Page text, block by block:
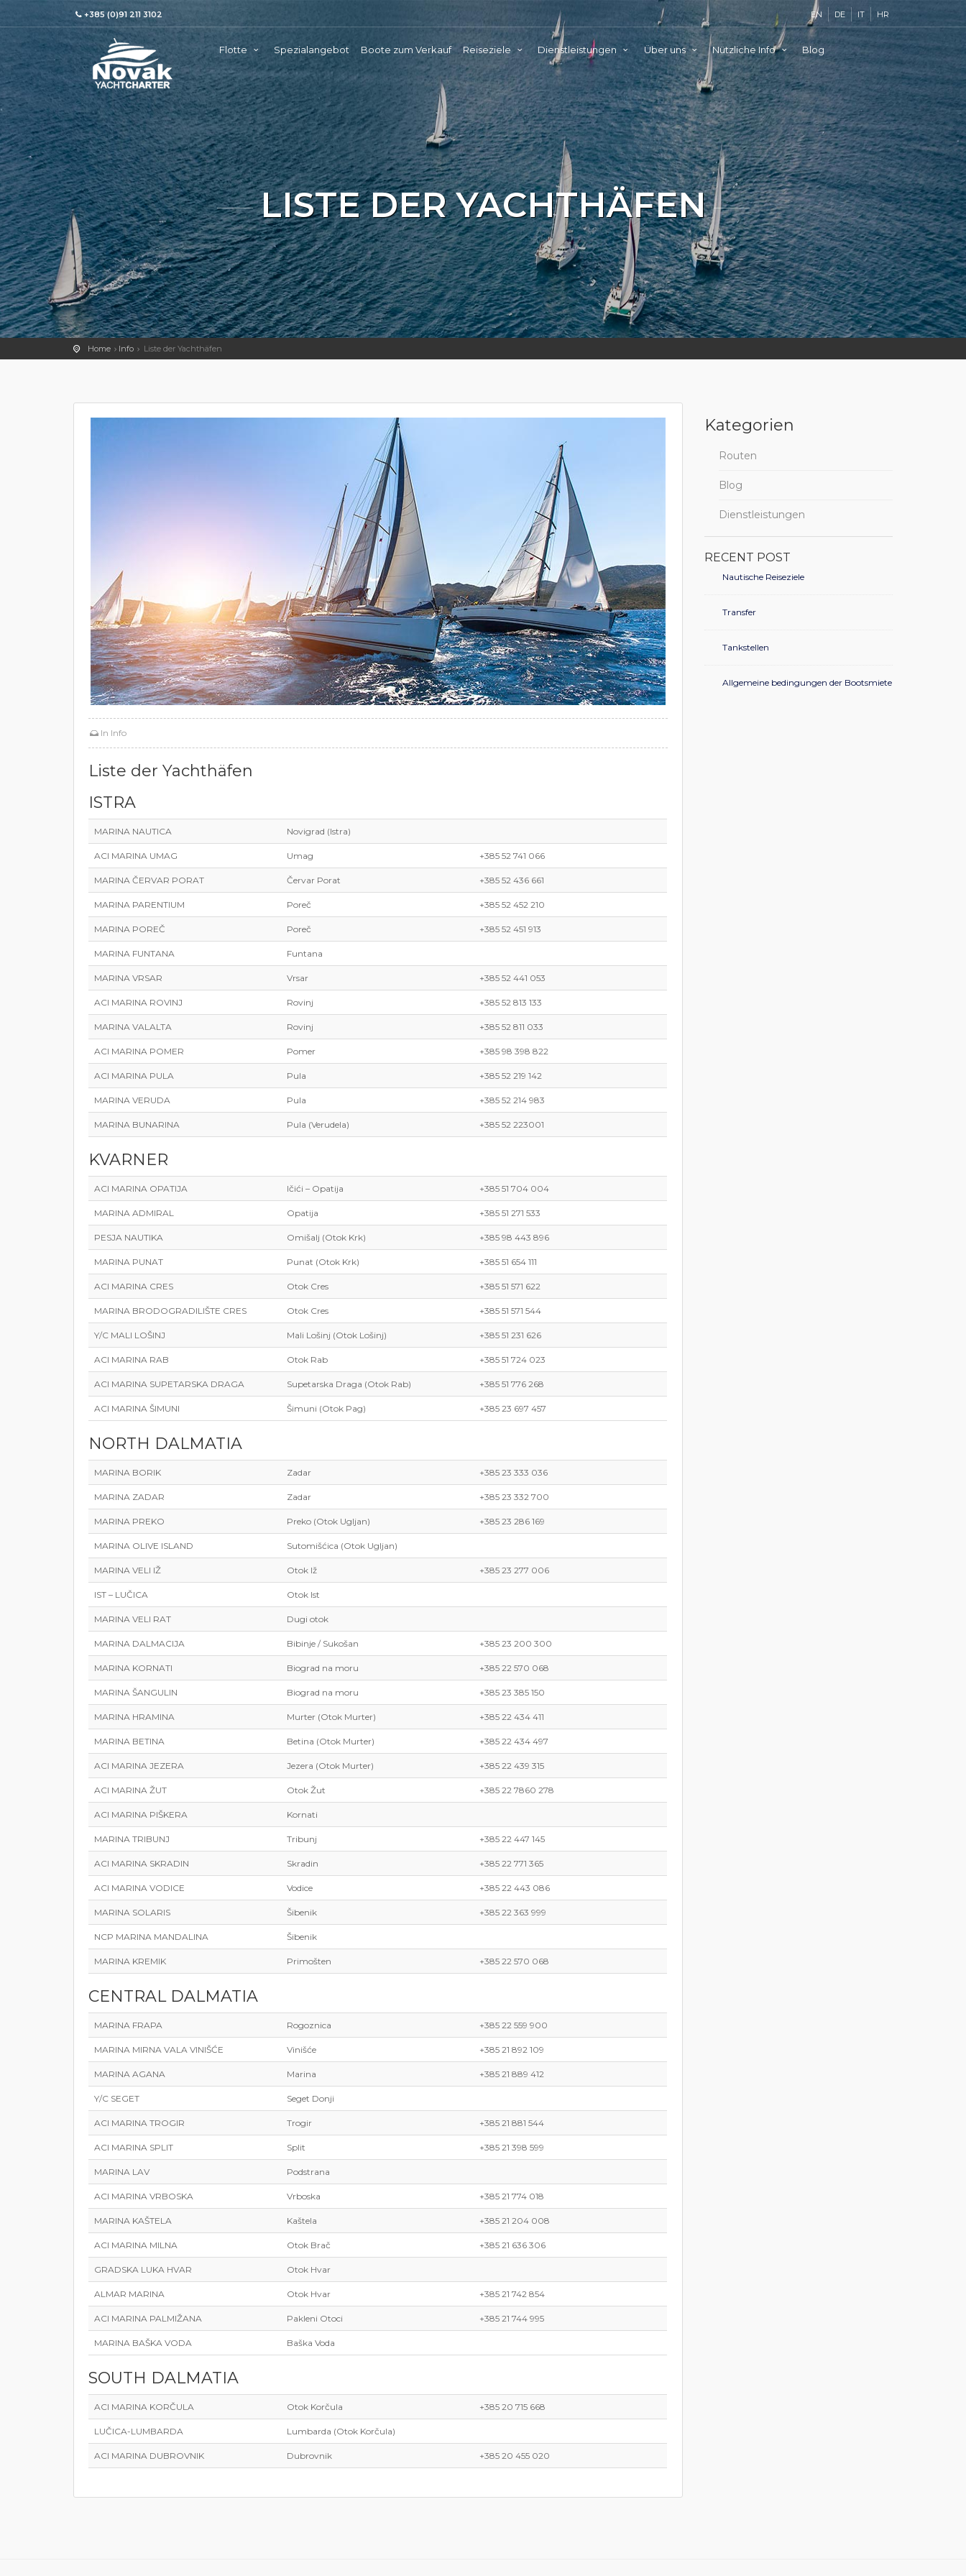
+385 (0)91 211 3102 EN DE IT HR
Flotte Spezialangebot Boote zum Verkauf Reiseziele Dienstleistungen Über uns Nützliche Info Blog
LISTE DER YACHTHÄFEN
Home Info Liste der Yachthäfen
In Info
Liste der Yachthäfen
ISTRA
MARINA NAUTICA Novigrad (Istra)
ACI MARINA UMAG Umag +385 52 741 066
MARINA ČERVAR PORAT Červar Porat +385 52 436 661
MARINA PARENTIUM Poreč +385 52 452 210
MARINA POREČ Poreč +385 52 451 913
MARINA FUNTANA Funtana
MARINA VRSAR Vrsar +385 52 441 053
ACI MARINA ROVINJ Rovinj +385 52 813 133
MARINA VALALTA Rovinj +385 52 811 033
ACI MARINA POMER Pomer +385 98 398 822
ACI MARINA PULA Pula +385 52 219 142
MARINA VERUDA Pula +385 52 214 983
MARINA BUNARINA Pula (Verudela) +385 52 223001
KVARNER
ACI MARINA OPATIJA Ičići – Opatija +385 51 704 004
MARINA ADMIRAL Opatija +385 51 271 533
PESJA NAUTIKA Omišalj (Otok Krk) +385 98 443 896
MARINA PUNAT Punat (Otok Krk) +385 51 654 111
ACI MARINA CRES Otok Cres +385 51 571 622
MARINA BRODOGRADILIŠTE CRES Otok Cres +385 51 571 544
Y/C MALI LOŠINJ Mali Lošinj (Otok Lošinj) +385 51 231 626
ACI MARINA RAB Otok Rab +385 51 724 023
ACI MARINA SUPETARSKA DRAGA Supetarska Draga (Otok Rab) +385 51 776 268
ACI MARINA ŠIMUNI Šimuni (Otok Pag) +385 23 697 457
NORTH DALMATIA
MARINA BORIK Zadar +385 23 333 036
MARINA ZADAR Zadar +385 23 332 700
MARINA PREKO Preko (Otok Ugljan) +385 23 286 169
MARINA OLIVE ISLAND Sutomišćica (Otok Ugljan)
MARINA VELI IŽ Otok Iž +385 23 277 006
IST – LUČICA Otok Ist
MARINA VELI RAT Dugi otok
MARINA DALMACIJA Bibinje / Sukošan +385 23 200 300
MARINA KORNATI Biograd na moru +385 22 570 068
MARINA ŠANGULIN Biograd na moru +385 23 385 150
MARINA HRAMINA Murter (Otok Murter) +385 22 434 411
MARINA BETINA Betina (Otok Murter) +385 22 434 497
ACI MARINA JEZERA Jezera (Otok Murter) +385 22 439 315
ACI MARINA ŽUT Otok Žut +385 22 7860 278
ACI MARINA PIŠKERA Kornati
MARINA TRIBUNJ Tribunj +385 22 447 145
ACI MARINA SKRADIN Skradin +385 22 771 365
ACI MARINA VODICE Vodice +385 22 443 086
MARINA SOLARIS Šibenik +385 22 363 999
NCP MARINA MANDALINA Šibenik
MARINA KREMIK Primošten +385 22 570 068
CENTRAL DALMATIA
MARINA FRAPA Rogoznica +385 22 559 900
MARINA MIRNA VALA VINIŠĆE Vinišće +385 21 892 109
MARINA AGANA Marina +385 21 889 412
Y/C SEGET Seget Donji
ACI MARINA TROGIR Trogir +385 21 881 544
ACI MARINA SPLIT Split +385 21 398 599
MARINA LAV Podstrana
ACI MARINA VRBOSKA Vrboska +385 21 774 018
MARINA KAŠTELA Kaštela +385 21 204 008
ACI MARINA MILNA Otok Brač +385 21 636 306
GRADSKA LUKA HVAR Otok Hvar
ALMAR MARINA Otok Hvar +385 21 742 854
ACI MARINA PALMIŽANA Pakleni Otoci +385 21 744 995
MARINA BAŠKA VODA Baška Voda
SOUTH DALMATIA
ACI MARINA KORČULA Otok Korčula +385 20 715 668
LUČICA-LUMBARDA Lumbarda (Otok Korčula)
ACI MARINA DUBROVNIK Dubrovnik +385 20 455 020
Kategorien
Routen
Blog
Dienstleistungen
RECENT POST
Nautische Reiseziele
Transfer
Tankstellen
Allgemeine bedingungen der Bootsmiete